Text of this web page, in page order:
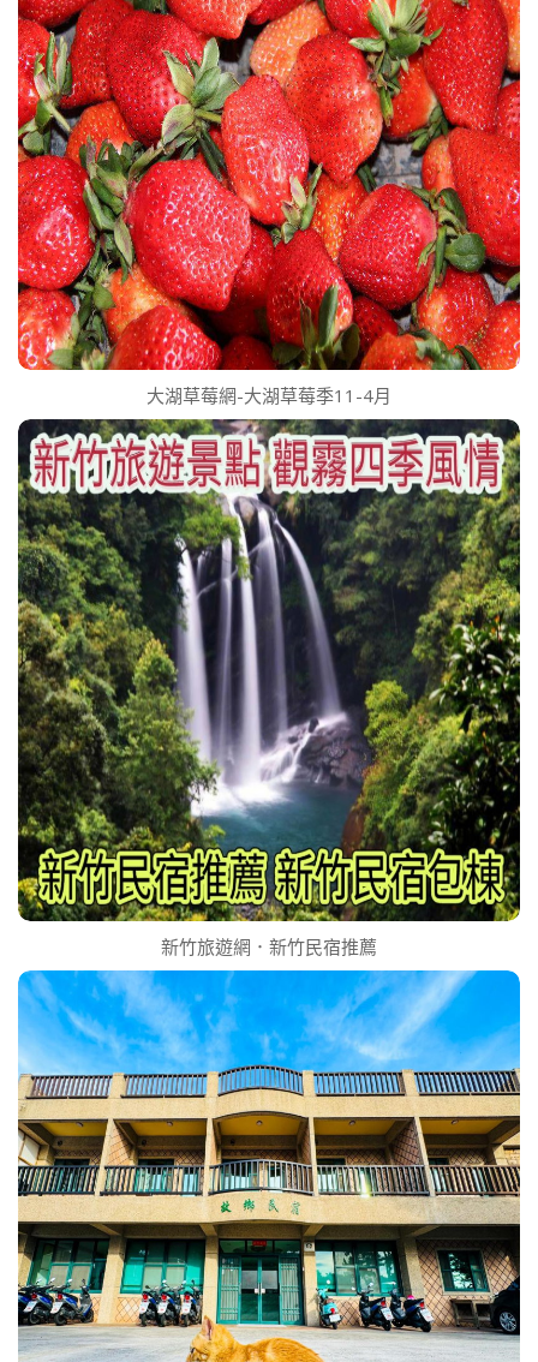
大湖草莓網-大湖草莓季11-4月
新竹旅遊網．新竹民宿推薦